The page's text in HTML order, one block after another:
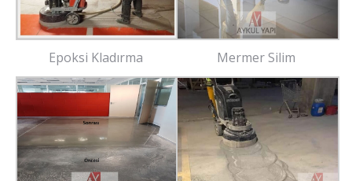
Epoksi Kladırma Mermer Silim